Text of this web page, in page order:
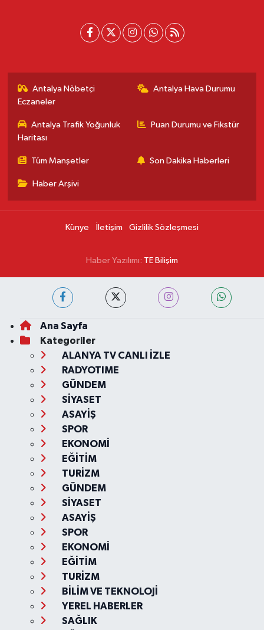
Antalya Nöbetçi
Eczaneler
Antalya Hava Durumu
Antalya Trafik Yoğunluk
Haritası
Puan Durumu ve Fikstür
Tüm Manşetler Son Dakika Haberleri
Haber Arşivi
Künye İletişim Gizlilik Sözleşmesi
Haber Yazılımı: TE Bilişim
Ana Sayfa
Kategoriler
ALANYA TV CANLI İZLE
RADYOTIME
GÜNDEM
SİYASET
ASAYİŞ
SPOR
EKONOMİ
EĞİTİM
TURİZM
GÜNDEM
SİYASET
ASAYİŞ
SPOR
EKONOMİ
EĞİTİM
TURİZM
BİLİM VE TEKNOLOJİ
YEREL HABERLER
SAĞLIK